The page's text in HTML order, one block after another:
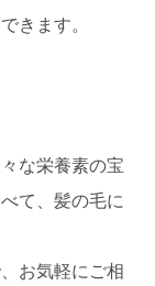
きます。
な栄養素の宝
て、髪の毛に
お気軽にご相